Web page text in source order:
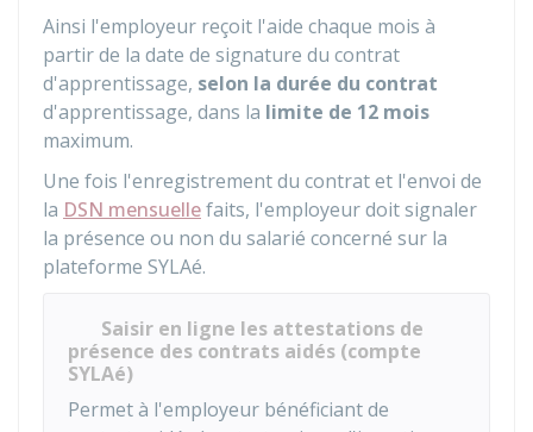
Ainsi l'employeur reçoit l'aide chaque mois à
partir de la date de signature du contrat
d'apprentissage, selon la durée du contrat
d'apprentissage, dans la limite de 12 mois
maximum.
Une fois l'enregistrement du contrat et l'envoi de
la DSN mensuellefaits, l'employeur doit signaler
la présence ou non du salarié concerné sur la
plateforme SYLAé.
Saisir en ligne les attestations de
présence des contrats aidés (compte
SYLAé)
Permet à l'employeur bénéficiant de